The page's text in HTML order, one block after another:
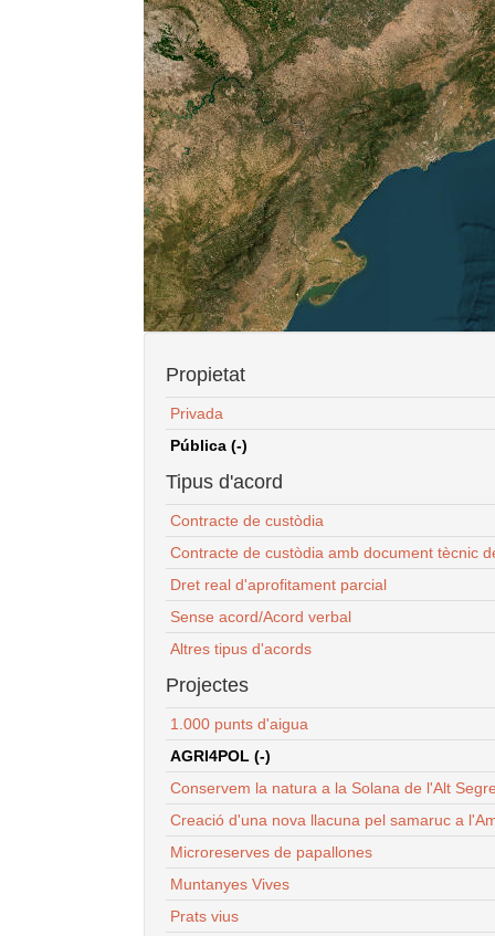
Propietat
Privada
Pública (-)
Tipus d'acord
Contracte de custòdia
Contracte de custòdia amb document tècnic
Dret real d'aprofitament parcial
Sense acord/Acord verbal
Altres tipus d'acords
Projectes
1.000 punts d'aigua
AGRI4POL (-)
Conservem la natura a la Solana de l'Alt
Creació d'una nova llacuna pel samaruc a
Microreserves de papallones
Muntanyes Vives
Prats vius